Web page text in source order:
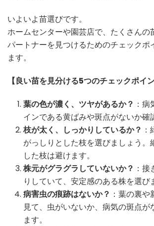
いよいよ苗選びです。
ホームセンターや園芸店で、たくさんの
パートナーを見つけるためのチェックポ
ます。
【良い苗を見分ける5つのチェックポイン
葉の色が濃く、ツヤがあるか？ ：
インである黄ばみや斑点がないか確
枝が太く、しっかりしているか？
がっしりとした枝を選びましょう。
した枝は避けます。
株元がグラグラしていないか？ ：
りしていて、安定感のある株を選び
病害虫の痕跡はないか？ ：葉の裏や
見て、虫がいないか、病気の斑点が
ます。